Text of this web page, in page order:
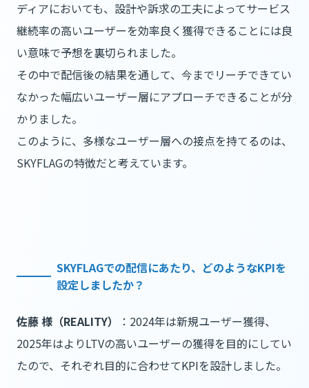
ディアにおいても、設計や訴求の工夫によってサービス
継続率の高いユーザーを効率良く獲得できることには良
い意味で予想を裏切られました。
その中で配信後の結果を通して、今までリーチできてい
なかった幅広いユーザー層にアプローチできることが分
かりました。
このように、多様なユーザー層への接点を持てるのは、
SKYFLAGの特徴だと考えています。
SKYFLAGでの配信にあたり、どのようなKPIを
設定しましたか？
佐藤 様（REALITY）
：2024年は新規ユーザー獲得、
2025年はよりLTVの高いユーザーの獲得を目的にしてい
たので、それぞれ目的に合わせてKPIを設計しました。